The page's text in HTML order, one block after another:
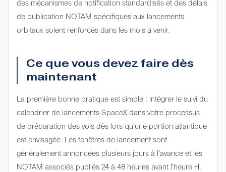
des mécanismes de notification standardisés et des délais
de publication NOTAM spécifiques aux lancements
orbitaux soient renforcés dans les mois à venir.
Ce que vous devez faire dès
maintenant
La première bonne pratique est simple : intégrer le suivi du
calendrier de lancements SpaceX dans votre processus
de préparation des vols dès lors qu'une portion atlantique
est envisagée. Les fenêtres de lancement sont
généralement annoncées plusieurs jours à l'avance et les
NOTAM associés publiés 24 à 48 heures avant l'heure H.